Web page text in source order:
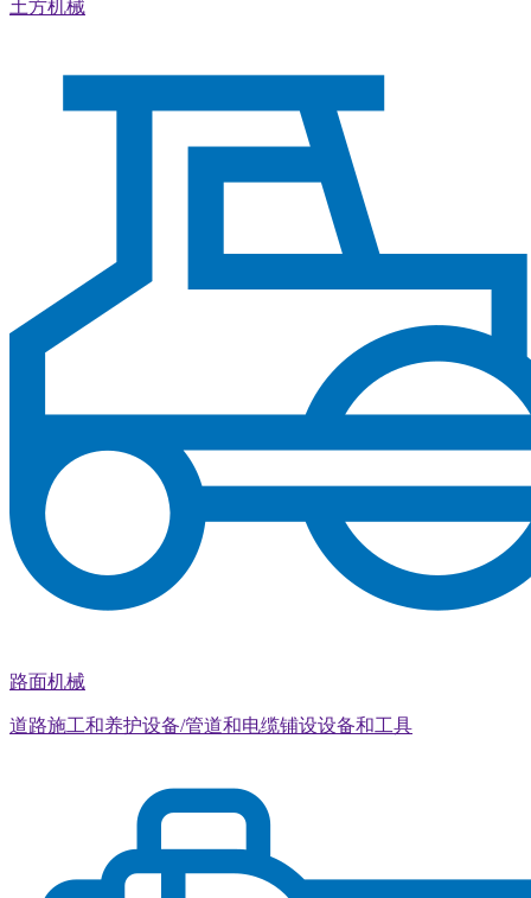
土方机械
路面机械
道路施工和养护设备/管道和电缆铺设设备和工具